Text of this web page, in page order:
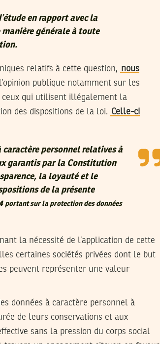
en rapport avec la
manière générale à toute
relatifs à cette question, nous
publique notamment sur les
ceux qui utilisent illégalement la
des dispositions de la loi. Celle-ci
caractère personnel relatives à
garantis par la Constitution
la loyauté et le
de la présente
portant sur la protection des données
la nécessité de l’application de cette
certaines sociétés privées dont le but
peuvent représenter une valeur
données à caractère personnel à
de leurs conservations et aux
sans la pression du corps social